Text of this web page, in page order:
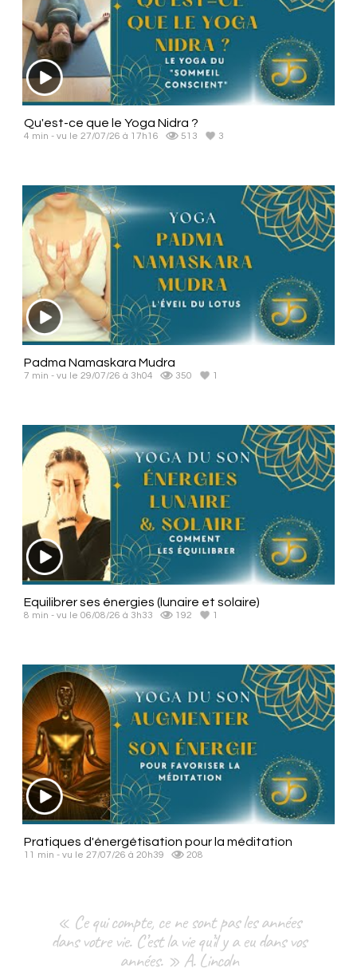
Qu'est-ce que le Yoga Nidra ?
4 min - vu le 27/07/26 à 17h16 513 3
Padma Namaskara Mudra
7 min - vu le 29/07/26 à 3h04 350 1
Equilibrer ses énergies (lunaire et solaire)
8 min - vu le 06/08/26 à 3h33 192 1
Pratiques d'énergétisation pour la méditation
11 min - vu le 27/07/26 à 20h39 208
« Ce qui compte, ce ne sont pas les années
dans votre vie. C’est la vie qu’il y a eu dans vos
années. » A. Lincoln